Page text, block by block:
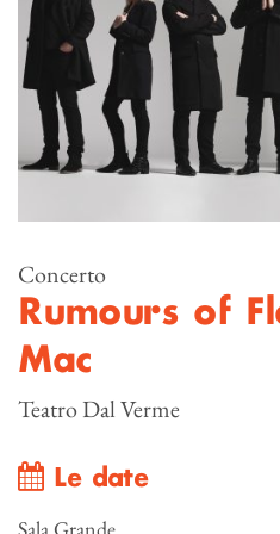
Concerto
Rumours of
Mac
Teatro Dal Verme
Le date